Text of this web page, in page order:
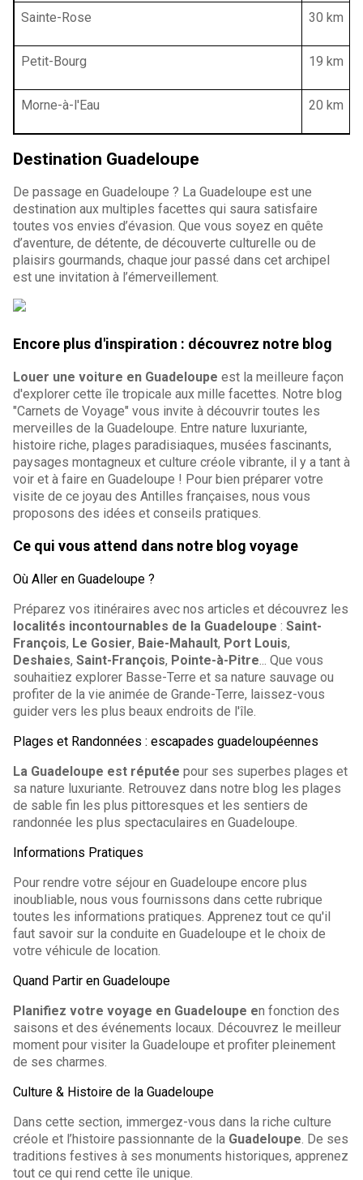
Sainte-Rose 30 km
Petit-Bourg 19 km
Morne-à-l'Eau 20 km
Destination Guadeloupe
De passage en Guadeloupe ? La Guadeloupe est une
destination aux multiples facettes qui saura satisfaire
toutes vos envies d’évasion. Que vous soyez en quête
d’aventure, de détente, de découverte culturelle ou de
plaisirs gourmands, chaque jour passé dans cet archipel
est une invitation à l’émerveillement.
Encore plus d'inspiration : découvrez notre blog
Louer une voiture en Guadeloupe est la meilleure façon
d'explorer cette île tropicale aux mille facettes. Notre blog
"Carnets de Voyage" vous invite à découvrir toutes les
merveilles de la Guadeloupe. Entre nature luxuriante,
histoire riche, plages paradisiaques, musées fascinants,
paysages montagneux et culture créole vibrante, il y a tant à
voir et à faire en Guadeloupe ! Pour bien préparer votre
visite de ce joyau des Antilles françaises, nous vous
proposons des idées et conseils pratiques.
Ce qui vous attend dans notre blog voyage
Où Aller en Guadeloupe ?
Préparez vos itinéraires avec nos articles et découvrez les
localités incontournables de la Guadeloupe : Saint-
François, Le Gosier, Baie-Mahault, Port Louis,
Deshaies, Saint-François, Pointe-à-Pitre... Que vous
souhaitiez explorer Basse-Terre et sa nature sauvage ou
profiter de la vie animée de Grande-Terre, laissez-vous
guider vers les plus beaux endroits de l'île.
Plages et Randonnées : escapades guadeloupéennes
La Guadeloupe est réputée pour ses superbes plages et
sa nature luxuriante. Retrouvez dans notre blog les plages
de sable fin les plus pittoresques et les sentiers de
randonnée les plus spectaculaires en Guadeloupe.
Informations Pratiques
Pour rendre votre séjour en Guadeloupe encore plus
inoubliable, nous vous fournissons dans cette rubrique
toutes les informations pratiques. Apprenez tout ce qu'il
faut savoir sur la conduite en Guadeloupe et le choix de
votre véhicule de location.
Quand Partir en Guadeloupe
Planifiez votre voyage en Guadeloupe en fonction des
saisons et des événements locaux. Découvrez le meilleur
moment pour visiter la Guadeloupe et profiter pleinement
de ses charmes.
Culture & Histoire de la Guadeloupe
Dans cette section, immergez-vous dans la riche culture
créole et l’histoire passionnante de la Guadeloupe. De ses
traditions festives à ses monuments historiques, apprenez
tout ce qui rend cette île unique.